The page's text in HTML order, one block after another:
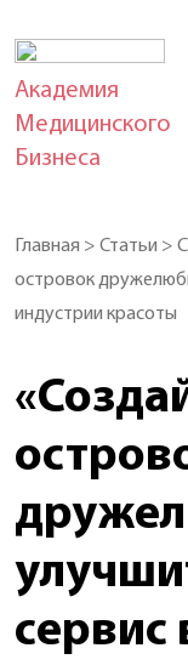
Академия
Медицинского
Бизнеса
Главная > Статьи >
островок
индустрии красоты
сервис